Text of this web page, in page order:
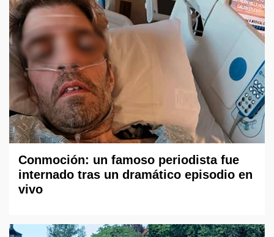
Conmoción: un famoso periodista fue
internado tras un dramático episodio en
vivo